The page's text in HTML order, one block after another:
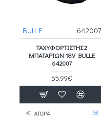
BULLE 642007
ΤΑΧΥΦΟΡΤΙΣΤΗΣ 2
ΜΠΑΤΑΡΙΩΝ 18V BULLE
642007
55,99€
ΑΓΟΡΑ